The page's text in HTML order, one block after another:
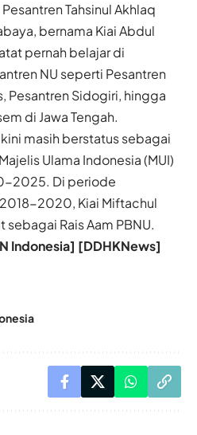
Tahsinul Akhlaq
bernama Kiai Abdul
pernah belajar di
NU seperti Pesantren
Pesantren Sidogiri, hingga
di Jawa Tengah.
masih berstatus sebagai
Ulama Indonesia (MUI)
2025. Di periode
2020, Kiai Miftachul
sebagai Rais Aam PBNU.
Indonesia] [DDHKNews]